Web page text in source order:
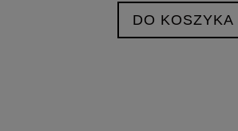
DO KOSZYKA